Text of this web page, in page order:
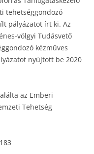
tehetséggondozó
pályázatot írt ki. Az
völgyi Tudásvető
kézműves
nyújtott be 2020
az Emberi
Tehetség